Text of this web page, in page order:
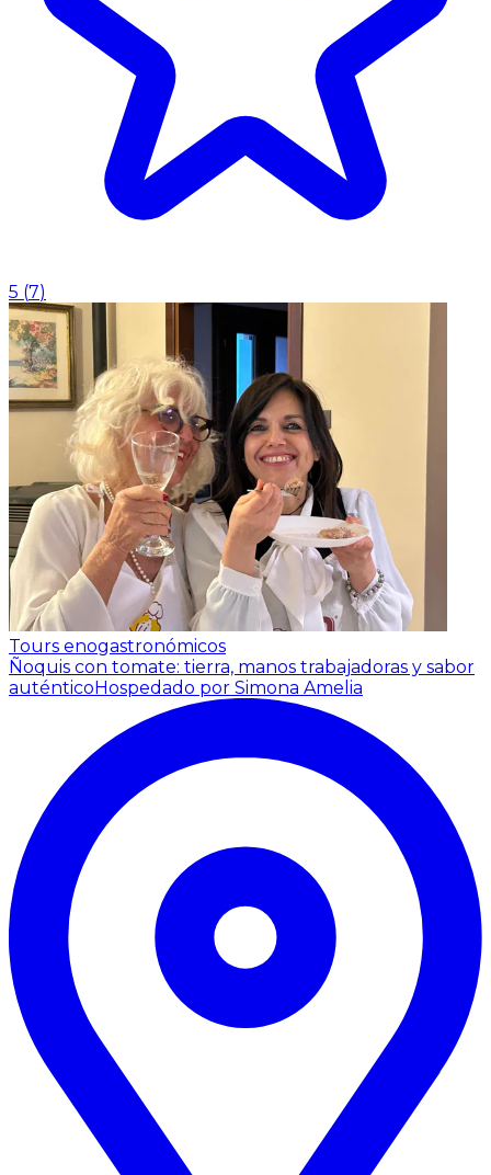
5 (7)
Tours enogastronómicos
Ñoquis con tomate: tierra, manos trabajadoras y sabor
auténticoHospedado por Simona Amelia